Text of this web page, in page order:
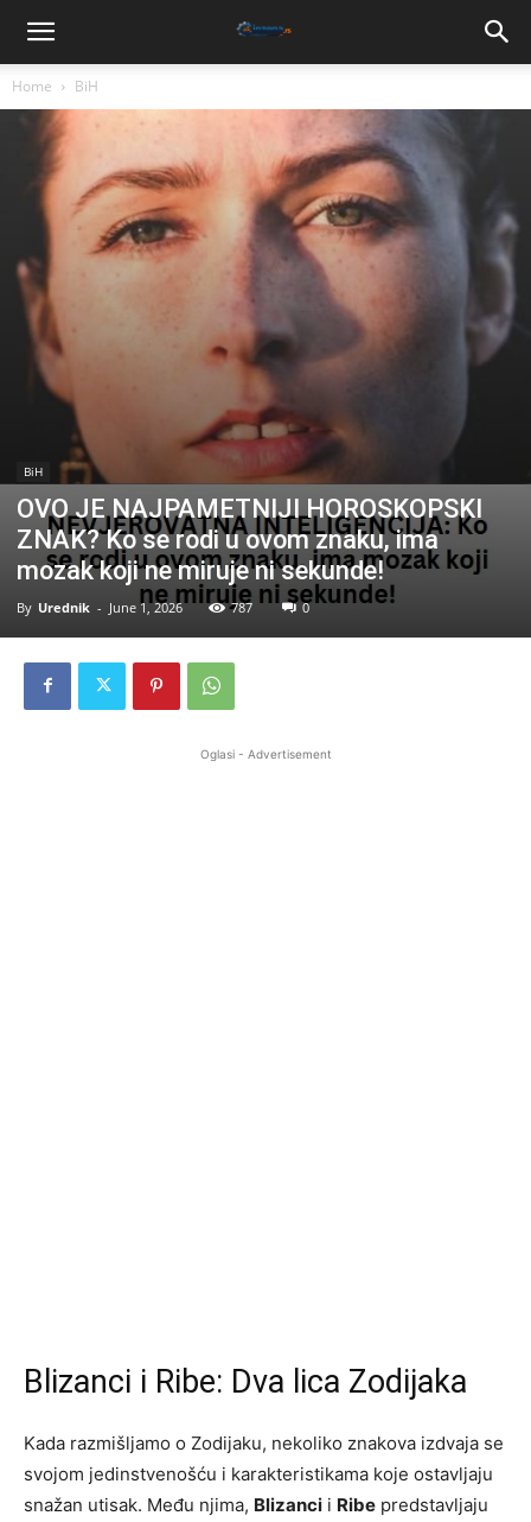
Home BiH
BiH
OVO JE NAJPAMETNIJI HOROSKOPSKI
ZNAK? Ko se rodi u ovom znaku, ima
mozak koji ne miruje ni sekunde!
By Urednik - June 1, 2026 787 0
Oglasi - Advertisement
Blizanci i Ribe: Dva lica Zodijaka
Kada razmišljamo o Zodijaku, nekoliko znakova izdvaja se
svojom jedinstvenošću i karakteristikama koje ostavljaju
snažan utisak. Među njima, Blizanci i Ribe predstavljaju